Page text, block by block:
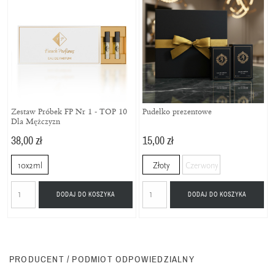
Zestaw Próbek FP Nr 1 - TOP 10
Dla Mężczyzn
38,00 zł
10x2ml
DODAJ DO KOSZYKA
Pudełko prezentowe
15,00 zł
Złoty Czerwony
DODAJ DO KOSZYKA
PRODUCENT / PODMIOT ODPOWIEDZIALNY